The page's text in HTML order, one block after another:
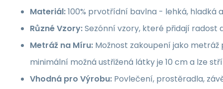
Materiál:100% prvotřídní bavlna - lehká, hladká
Různé Vzory:Sezónní vzory, které přidají radost
Metráž na Míru: Možnost zakoupení jako
minimální možná ustřižená látky je 10 cm a lze
Vhodná pro Výrobu: Povlečení, prostěradla,